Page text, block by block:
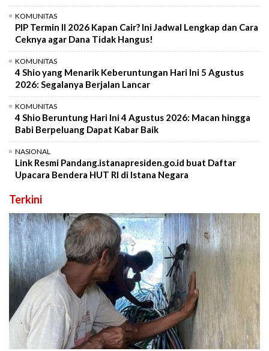
KOMUNITAS
PIP Termin II 2026 Kapan Cair? Ini Jadwal Lengkap dan Cara
Ceknya agar Dana Tidak Hangus!
KOMUNITAS
4 Shio yang Menarik Keberuntungan Hari Ini 5 Agustus
2026: Segalanya Berjalan Lancar
KOMUNITAS
4 Shio Beruntung Hari Ini 4 Agustus 2026: Macan hingga
Babi Berpeluang Dapat Kabar Baik
NASIONAL
Link Resmi Pandang.istanapresiden.go.id buat Daftar
Upacara Bendera HUT RI di Istana Negara
Terkini